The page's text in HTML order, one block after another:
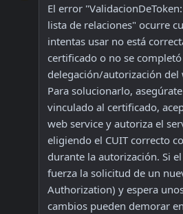
El error
lista de relaciones" ocurre
intentas usar no está
certificado o no se
delegación/autorización del
Para solucionarlo,
vinculado al certificado,
web service y autoriza el
eligiendo el CUIT correcto
durante la autorización. Si
fuerza la solicitud de un
Authorization) y espera
cambios pueden demorar